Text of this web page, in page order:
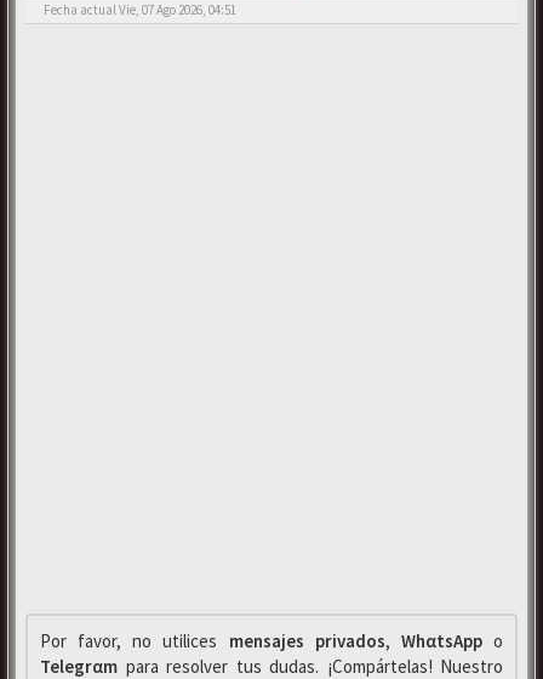
Fecha actual Vie, 07 Ago 2026, 04:51
Por favor, no utilices mensajes privados, WhαtsAppo
Telegrαm para resolver tus dudas. ¡Compártelas! Nuestro